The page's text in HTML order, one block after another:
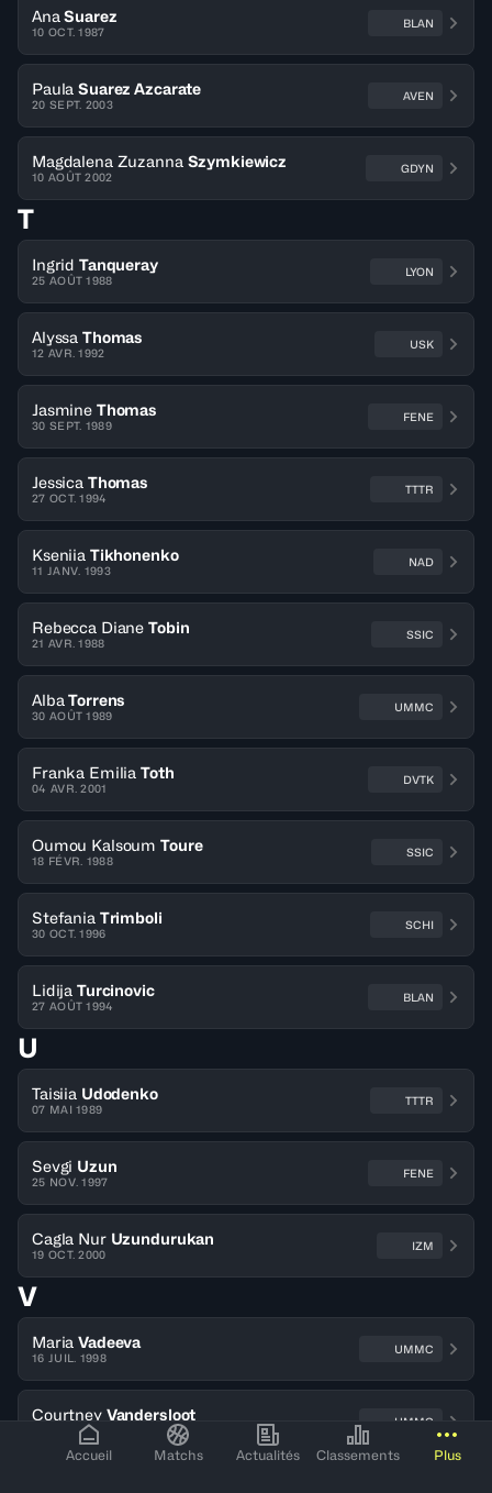
Accueil Matchs Actualités Classements Plus
Ana Suarez
10 OCT. 1987
BLAN
Paula Suarez Azcarate
20 SEPT. 2003
AVEN
Magdalena Zuzanna Szymkiewicz
10 AOÛT 2002
GDYN
T
Ingrid Tanqueray
25 AOÛT 1988
LYON
Alyssa Thomas
12 AVR. 1992
USK
Jasmine Thomas
30 SEPT. 1989
FENE
Jessica Thomas
27 OCT. 1994
TTTR
Kseniia Tikhonenko
11 JANV. 1993
NAD
Rebecca Diane Tobin
21 AVR. 1988
SSIC
Alba Torrens
30 AOÛT 1989
UMMC
Franka Emilia Toth
04 AVR. 2001
DVTK
Oumou Kalsoum Toure
18 FÉVR. 1988
SSIC
Stefania Trimboli
30 OCT. 1996
SCHI
Lidija Turcinovic
27 AOÛT 1994
BLAN
U
Taisiia Udodenko
07 MAI 1989
TTTR
Sevgi Uzun
25 NOV. 1997
FENE
Cagla Nur Uzundurukan
19 OCT. 2000
IZM
V
Maria Vadeeva
16 JUIL. 1998
UMMC
Courtney Vandersloot
08 FÉVR. 1989
UMMC